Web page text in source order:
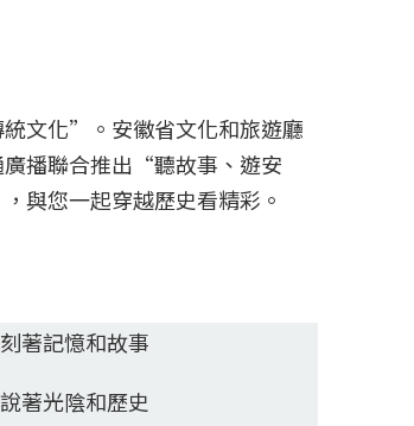
文化”。安徽省文化和旅遊廳
播聯合推出“聽故事、遊安
您一起穿越歷史看精彩。
著記憶和故事
著光陰和歷史